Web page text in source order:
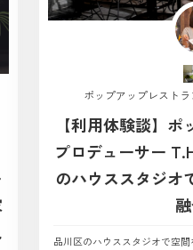
ポップアップレスト
【利用体験談】
プロデューサー
のハウススタジオ
融
品川区のハウススタジオで空